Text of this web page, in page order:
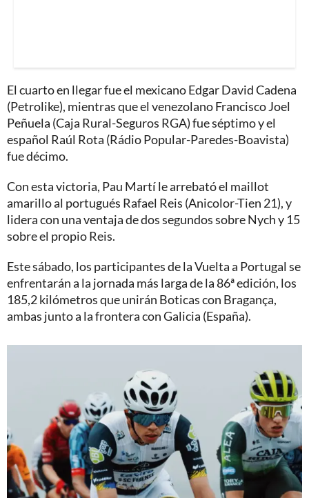
El cuarto en llegar fue el mexicano Edgar David Cadena
(Petrolike), mientras que el venezolano Francisco Joel
Peñuela (Caja Rural-Seguros RGA) fue séptimo y el
español Raúl Rota (Rádio Popular-Paredes-Boavista)
fue décimo.
Con esta victoria, Pau Martí le arrebató el maillot
amarillo al portugués Rafael Reis (Anicolor-Tien 21), y
lidera con una ventaja de dos segundos sobre Nych y 15
sobre el propio Reis.
Este sábado, los participantes de la Vuelta a Portugal se
enfrentarán a la jornada más larga de la 86ª edición, los
185,2 kilómetros que unirán Boticas con Bragança,
ambas junto a la frontera con Galicia (España).